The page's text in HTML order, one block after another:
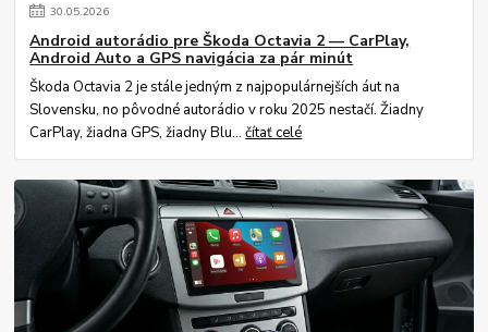
30.05.2026
Android autorádio pre Škoda Octavia 2 — CarPlay,
Android Auto a GPS navigácia za pár minút
Škoda Octavia 2 je stále jedným z najpopulárnejších áut na
Slovensku, no pôvodné autorádio v roku 2025 nestačí. Žiadny
CarPlay, žiadna GPS, žiadny Blu...čítať celé